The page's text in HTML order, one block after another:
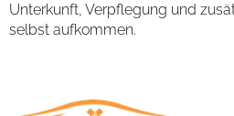
Unterkunft, Verpflegung und
selbst aufkommen.